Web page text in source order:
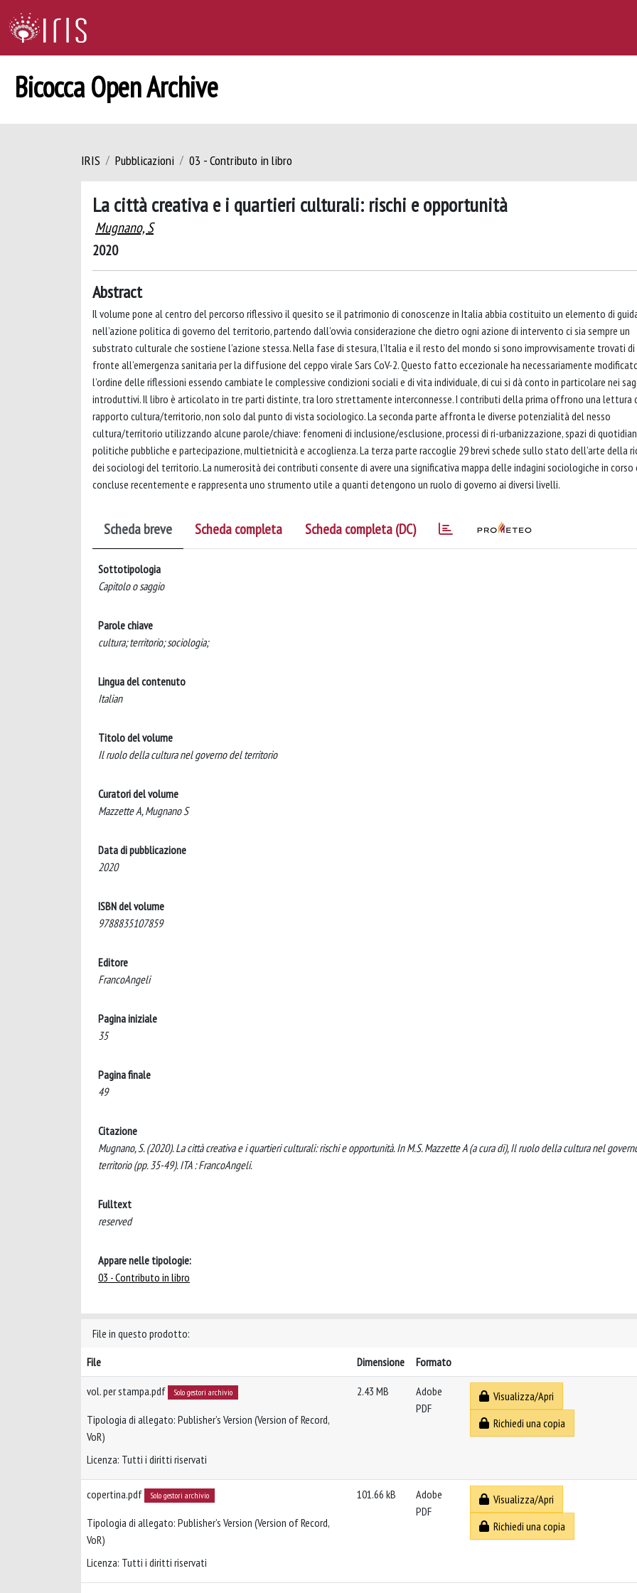
Bicocca Open Archive
IRIS Pubblicazioni 03 - Contributo in libro
La città creativa e i quartieri culturali: rischi e opportunità
Mugnano, S
2020
Abstract
Il volume pone al centro del percorso riflessivo il quesito se il patrimonio di conoscenze in Italia abbia costituito un elemento di
nell’azione politica di governo del territorio, partendo dall’ovvia considerazione che dietro ogni azione di intervento ci sia sempre un
substrato culturale che sostiene l’azione stessa. Nella fase di stesura, l’Italia e il resto del mondo si sono improvvisamente trovati di
fronte all’emergenza sanitaria per la diffusione del ceppo virale Sars CoV-2. Questo fatto eccezionale ha necessariamente
l’ordine delle riflessioni essendo cambiate le complessive condizioni sociali e di vita individuale, di cui si dà conto in particolare nei
introduttivi. Il libro è articolato in tre parti distinte, tra loro strettamente interconnesse. I contributi della prima offrono una lettura
rapporto cultura/territorio, non solo dal punto di vista sociologico. La seconda parte affronta le diverse potenzialità del nesso
cultura/territorio utilizzando alcune parole/chiave: fenomeni di inclusione/esclusione, processi di ri-urbanizzazione, spazi di
politiche pubbliche e partecipazione, multietnicità e accoglienza. La terza parte raccoglie 29 brevi schede sullo stato dell’arte della
dei sociologi del territorio. La numerosità dei contributi consente di avere una significativa mappa delle indagini sociologiche in corso
concluse recentemente e rappresenta uno strumento utile a quanti detengono un ruolo di governo ai diversi livelli.
Scheda breve Scheda completa Scheda completa (DC)
Sottotipologia
Capitolo o saggio
Parole chiave
cultura; territorio; sociologia;
Lingua del contenuto
Italian
Titolo del volume
Il ruolo della cultura nel governo del territorio
Curatori del volume
Mazzette A, Mugnano S
Data di pubblicazione
2020
ISBN del volume
9788835107859
Editore
FrancoAngeli
Pagina iniziale
35
Pagina finale
49
Citazione
Mugnano, S. (2020). La città creativa e i quartieri culturali: rischi e opportunità. In M.S. Mazzette A (a cura di), Il ruolo della cultura nel
territorio (pp. 35-49). ITA : FrancoAngeli.
Fulltext
reserved
Appare nelle tipologie:
03 - Contributo in libro
File in questo prodotto:
File
Dimensione Formato
vol. per stampa.pdf Solo gestori archivio
Tipologia di allegato: Publisher’s Version (Version of Record,
VoR)
Licenza: Tutti i diritti riservati
2.43 MB
Adobe
PDF
Visualizza/Apri
Richiedi una copia
copertina.pdf Solo gestori archivio
Tipologia di allegato: Publisher’s Version (Version of Record,
VoR)
Licenza: Tutti i diritti riservati
101.66 kB
Adobe
PDF
Visualizza/Apri
Richiedi una copia